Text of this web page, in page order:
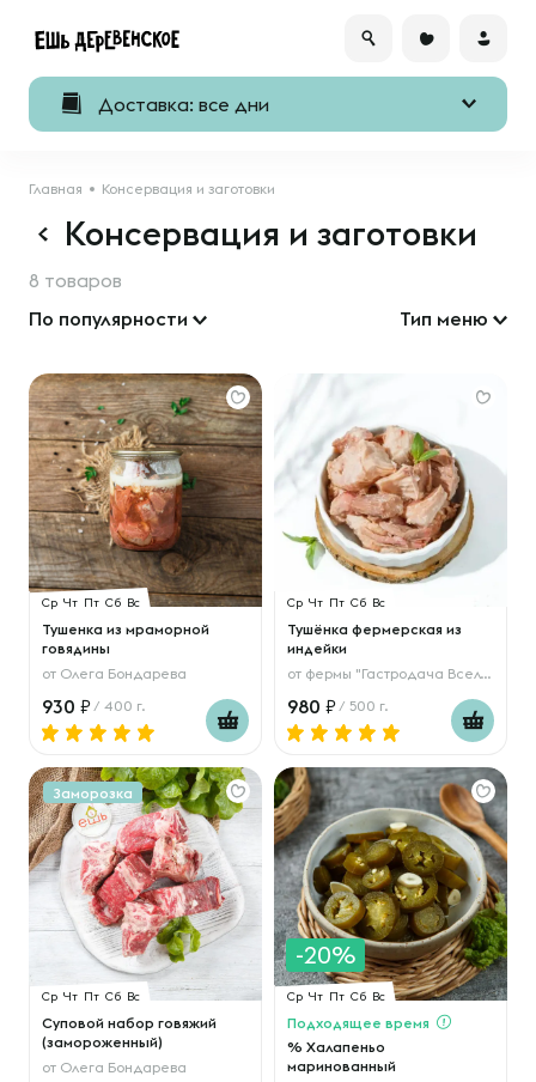
Доставка: все дни
Главная Консервация и заготовки
Консервация и заготовки
8 товаров
По популярности
Тип меню
Ср Чт Пт Сб Вс
Тушенка из мраморной
говядины
от Олега Бондарева
930 / 400 г.
Ср Чт Пт Сб Вс
Тушёнка фермерская из
индейки
от фермы "Гастродача Вселуг"
980 / 500 г.
Заморозка
Ср Чт Пт Сб Вс
Суповой набор говяжий
(замороженный)
от Олега Бондарева
-20%
Ср Чт Пт Сб Вс
Подходящее время
% Халапеньо
маринованный